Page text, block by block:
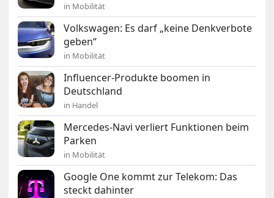
in Mobilität
Volkswagen: Es darf „keine Denkverbote
geben“
in Mobilität
Influencer-Produkte boomen in
Deutschland
in Handel
Mercedes-Navi verliert Funktionen beim
Parken
in Mobilität
Google One kommt zur Telekom: Das
steckt dahinter